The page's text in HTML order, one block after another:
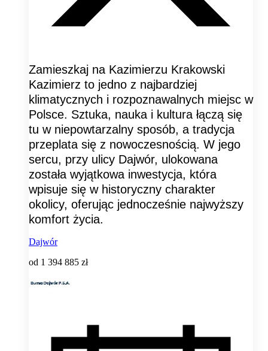
Zamieszkaj na Kazimierzu Krakowski
Kazimierz to jedno z najbardziej
klimatycznych i rozpoznawalnych miejsc w
Polsce. Sztuka, nauka i kultura łączą się
tu w niepowtarzalny sposób, a tradycja
przeplata się z nowoczesnością. W jego
sercu, przy ulicy Dajwór, ulokowana
została wyjątkowa inwestycja, która
wpisuje się w historyczny charakter
okolicy, oferując jednocześnie najwyższy
komfort życia.
Dajwór
od 1 394 885 zł